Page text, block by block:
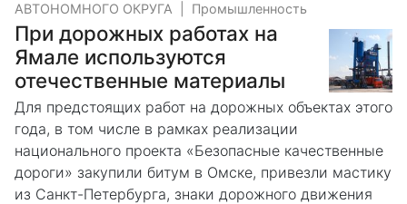
АВТОНОМНОГО ОКРУГА
Промышленность
При дорожных работах на
Ямале используются
отечественные материалы
Для предстоящих работ на дорожных объектах этого
года, в том числе в рамках реализации
национального проекта «Безопасные качественные
дороги» закупили битум в Омске, привезли мастику
из Санкт-Петербурга, знаки дорожного движения